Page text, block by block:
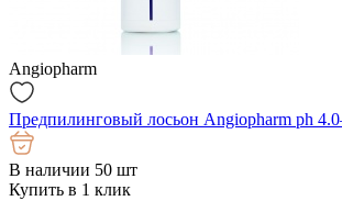
Angiopharm
Предпилинговый лосьон Angiopharm ph
В наличии 50 шт
Купить в 1 клик